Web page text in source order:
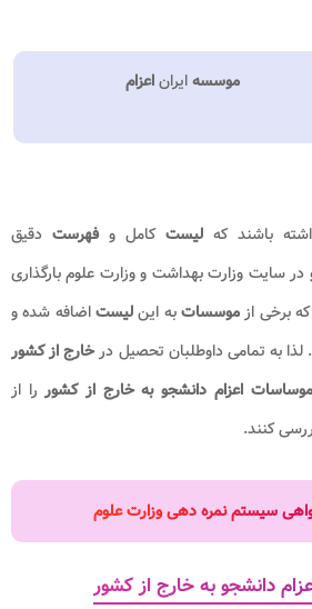
موسسهایراناعزام
باشند که لیستکامل وفهرست دقیق
در سایت وزارت بهداشت و وزارت علوم بارگذاری
برخی ازموسساتبه اینلیستاضافه شده و
به تمامی داوطلبان تحصیل درخارج از کشور
اعزام دانشجو به خارج از کشور را از
کنند.
سیستم نمره دهی وزارت علوم​
دانشجو به خارج از کشور